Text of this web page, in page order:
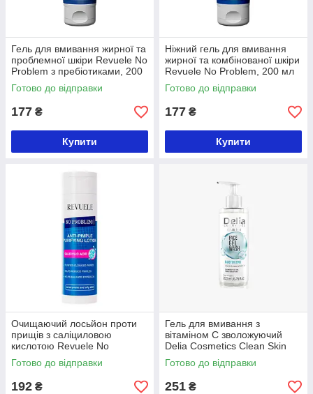
Гель для вмивання жирної та
проблемної шкіри Revuele No
Problem з пребіотиками, 200
мл
Готово до відправки
177 ₴
Купити
Ніжний гель для вмивання
жирної та комбінованої шкіри
Revuele No Problem, 200 мл
Готово до відправки
177 ₴
Купити
Очищаючий лосьйон проти
прищів з саліциловою
кислотою Revuele No
Problem, 200 мл
Готово до відправки
192 ₴
Гель для вмивання з
вітаміном С зволожуючий
Delia Cosmetics Clean Skin
200 мл
Готово до відправки
251 ₴